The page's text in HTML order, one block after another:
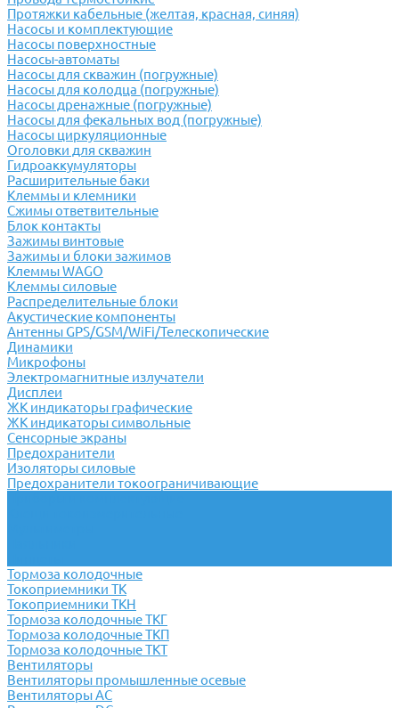
Протяжки кабельные (желтая, красная, синяя)
Насосы и комплектующие
Насосы поверхностные
Насосы-автоматы
Насосы для скважин (погружные)
Насосы для колодца (погружные)
Насосы дренажные (погружные)
Насосы для фекальных вод (погружные)
Насосы циркуляционные
Оголовки для скважин
Гидроаккумуляторы
Расширительные баки
Клеммы и клемники
Cжимы ответвительные
Блок контакты
Зажимы винтовые
Зажимы и блоки зажимов
Клеммы WAGO
Клеммы силовые
Распределительные блоки
Акустические компоненты
Антенны GPS/GSM/WiFi/Телескопические
Динамики
Микрофоны
Электромагнитные излучатели
Дисплеи
ЖК индикаторы графические
ЖК индикаторы символьные
Сенсорные экраны
Предохранители
Изоляторы силовые
Предохранители токоограничивающие
Тормоза колодочные
Токоприемники ТК
Токоприемники ТКН
Тормоза колодочные ТКГ
Тормоза колодочные ТКП
Тормоза колодочные ТКТ
Вентиляторы
Вентиляторы промышленные осевые
Вентиляторы АС